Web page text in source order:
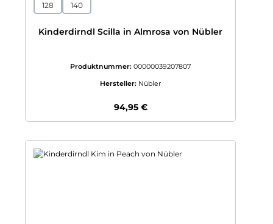
128 140
Kinderdirndl Scilla in Almrosa von Nübler
Produktnummer: 00000039207807
Hersteller: Nübler
Regulärer Preis:
94,95 €